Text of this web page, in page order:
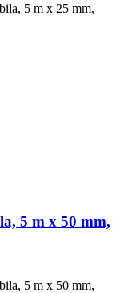
5 m x 25 mm,
5 m x 50 mm,
5 m x 50 mm,